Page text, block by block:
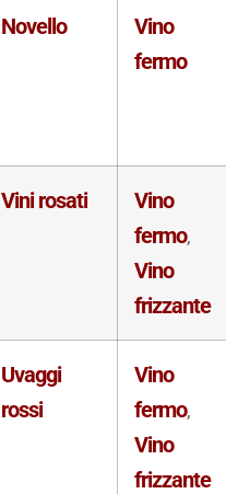
Novello
Vino
fermo
Vini rosati
Vino
fermo,
Vino
frizzante
Uvaggi
rossi
Vino
fermo,
Vino
frizzante